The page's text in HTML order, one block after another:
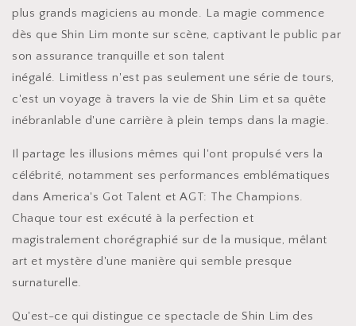
plus grands magiciens au monde. La magie commence
dès que Shin Lim monte sur scène, captivant le public par
son assurance tranquille et son talent
inégalé. Limitless n'est pas seulement une série de tours,
c'est un voyage à travers la vie de Shin Lim et sa quête
inébranlable d'une carrière à plein temps dans la magie.
Il partage les illusions mêmes qui l'ont propulsé vers la
célébrité, notamment ses performances emblématiques
dans America's Got Talent et AGT: The Champions.
Chaque tour est exécuté à la perfection et
magistralement chorégraphié sur de la musique, mêlant
art et mystère d'une manière qui semble presque
surnaturelle.
Qu'est-ce qui distingue ce spectacle de Shin Lim des